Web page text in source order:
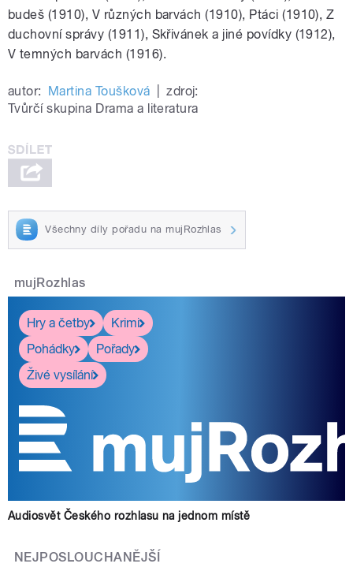
budeš (1910), V různých barvách (1910), Ptáci (1910), Z
duchovní správy (1911), Skřivánek a jiné povídky (1912),
V temných barvách (1916).
autor: Martina Toušková
zdroj:
Tvůrčí skupina Drama a literatura
Všechny díly pořadu na mujRozhlas
mujRozhlas
Hry a četby
Krimi
Pohádky
Pořady
Živé vysílání
Audiosvět Českého rozhlasu na jednom místě
NEJPOSLOUCHANĚJŠÍ